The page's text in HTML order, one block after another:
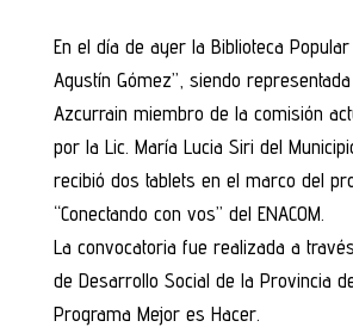
En el día de ayer la Biblioteca Popular
Agustín Gómez”, siendo
Azcurrain miembro de la comisión
por la Lic. María Lucia Siri del
recibió dos tablets en el marco del
“Conectando con vos” del ENACOM.
La convocatoria fue realizada a
de Desarrollo Social de la Provincia
Programa Mejor es Hacer.